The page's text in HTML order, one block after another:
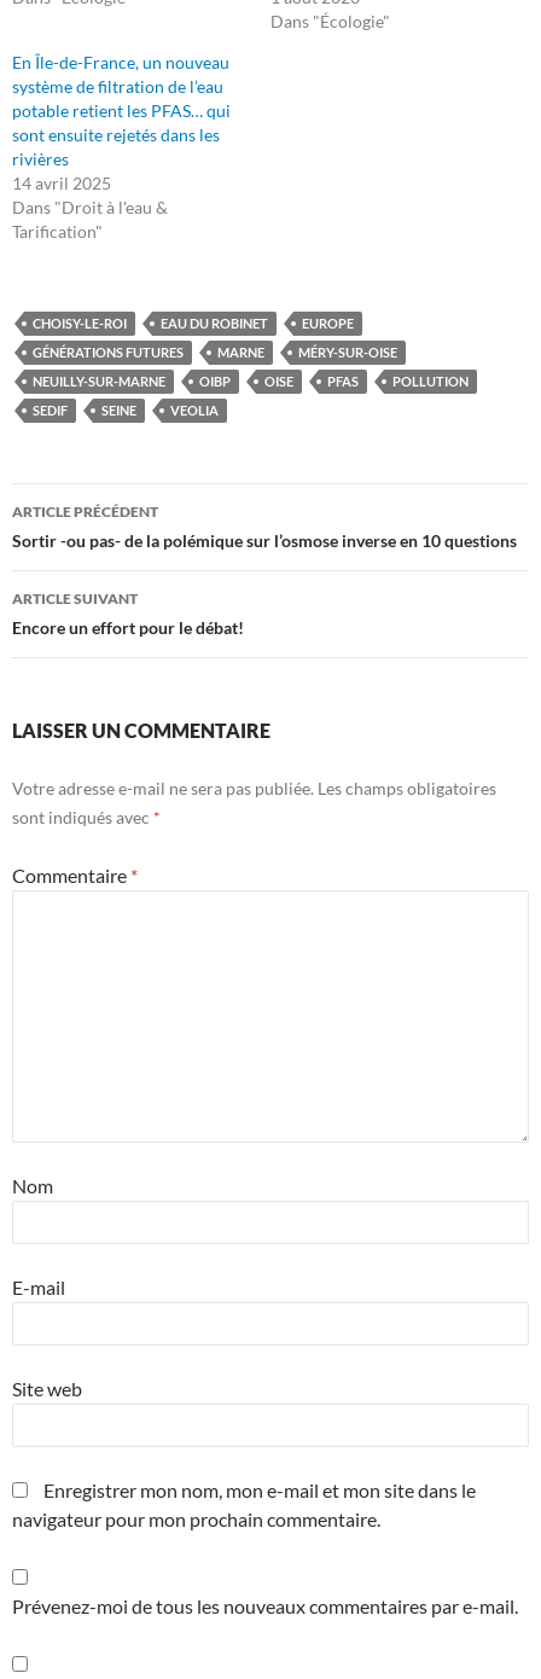
Dans "Écologie"
En Île-de-France, un nouveau
système de filtration de l’eau
potable retient les PFAS… qui
sont ensuite rejetés dans les
rivières
14 avril 2025
Dans "Droit à l'eau &
Tarification"
CHOISY-LE-ROI EAU DU ROBINET
EUROPE
GÉNÉRATIONS FUTURES
MARNE
MÉRY-SUR-OISE
NEUILLY-SUR-MARNE
OIBP OISE PFAS
POLLUTION
SEDIF
SEINE VEOLIA
Navigation
des
articles
ARTICLE PRÉCÉDENT
Sortir -ou pas- de la polémique sur l’osmose inverse en 10 questions
ARTICLE SUIVANT
Encore un effort pour le débat!
LAISSER UN COMMENTAIRE
Votre adresse e-mail ne sera pas publiée. Les champs obligatoires
sont indiqués avec *
Commentaire *
Nom
E-mail
Site web
Enregistrer mon nom, mon e-mail et mon site dans le
navigateur pour mon prochain commentaire.
Prévenez-moi de tous les nouveaux commentaires par e-mail.